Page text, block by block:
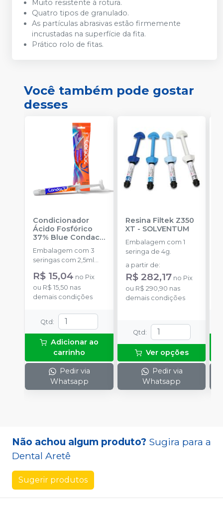
Muito resistente à rotura.
Quatro tipos de granulado.
As partículas abrasivas estão firmemente
incrustadas na superfície da fita.
Prático rolo de fitas.
Você também pode gostar
desses
Condicionador
Ácido Fosfórico
37% Blue Condac-
FGM
Embalagem com 3
seringas com 2,5ml
ponteiras para
aplicação.
R$ 15,04 no Pix
ou R$ 15,50 nas
demais condições
Qtd:
Adicionar ao
carrinho
Pedir via
Whatsapp
Resina Filtek Z350
XT - SOLVENTUM
Embalagem com 1
seringa de 4g.
a partir de:
R$ 282,17 no Pix
ou R$ 290,90 nas
demais condições
Qtd:
Ver opções
Pedir via
Whatsapp
Não achou algum produto? Sugira para a
Dental Aretê
Sugerir produtos